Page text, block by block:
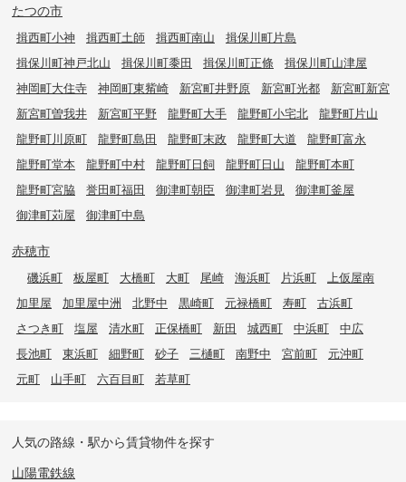
たつの市
揖西町小神 揖西町土師 揖西町南山
揖保川町片島
揖保川町神戸北山
揖保川町黍田 揖保川町正條
揖保川町山津屋
神岡町大住寺
神岡町東觜崎 新宮町井野原 新宮町光都
新宮町新宮
新宮町曽我井
新宮町平野 龍野町大手 龍野町小宅北
龍野町片山
龍野町川原町
龍野町島田 龍野町末政 龍野町大道
龍野町富永
龍野町堂本
龍野町中村 龍野町日飼 龍野町日山
龍野町本町
龍野町宮脇
誉田町福田 御津町朝臣 御津町岩見
御津町釜屋
御津町苅屋
御津町中島
赤穂市
磯浜町 板屋町 大橋町 大町 尾崎 海浜町 片浜町
上仮屋南
加里屋
加里屋中洲 北野中 黒崎町 元禄橋町 寿町
古浜町
さつき町
塩屋 清水町 正保橋町 新田 城西町 中浜町
中広
長池町
東浜町 細野町 砂子 三樋町 南野中 宮前町
元沖町
元町
山手町 六百目町 若草町
人気の路線・駅から賃貸物件を探す
山陽電鉄線